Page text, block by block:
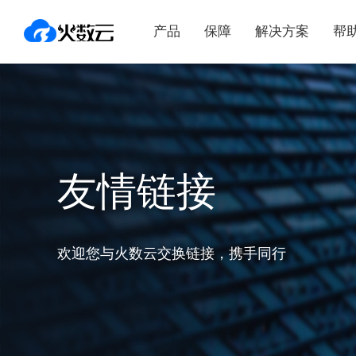
产品 保障 解决方案 帮
友情链接
欢迎您与火数云交换链接，携手同行